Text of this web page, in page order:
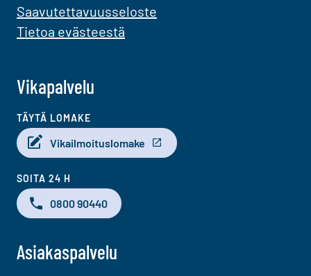
Saavutettavuusseloste
Tietoa evästeestä
Vikapalvelu
TÄYTÄ LOMAKE
Vikailmoituslomake
SOITA 24 H
0800 90440
Asiakaspalvelu